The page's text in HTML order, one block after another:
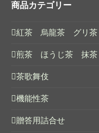
商品カテゴリー
紅茶 烏龍茶 グリ茶
煎茶 ほうじ茶 抹茶
茶歌舞伎
機能性茶
贈答用詰合せ